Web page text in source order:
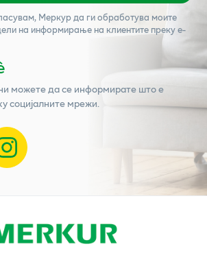
Меркурда ги обработува моите
на информирање на клиентите преку е-
можете да се информирате што е
социјалните мрежи.